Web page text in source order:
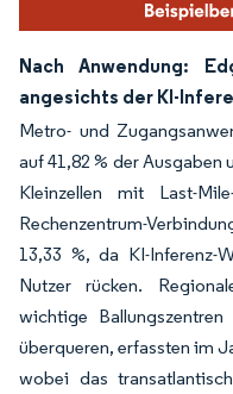
Nach Anwendung:
angesichts der KI-
Metro- und
auf 41,82 % der Ausgaben
Kleinzellen mit Last-
Rechenzentrum-
13,33 %, da KI-Inferenz-
Nutzer rücken.
wichtige
überqueren, erfassten im
wobei das